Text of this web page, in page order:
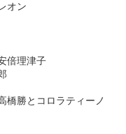
ン
理津子
勝とコロラティーノ